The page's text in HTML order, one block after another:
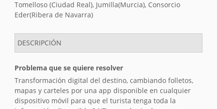
Tomelloso (Ciudad Real), Jumilla(Murcia), Consorcio
Eder(Ribera de Navarra)
DESCRIPCIÓN
Problema que se quiere resolver
Transformación digital del destino, cambiando folletos,
mapas y carteles por una app disponible en cualquier
dispositivo móvil para que el turista tenga toda la